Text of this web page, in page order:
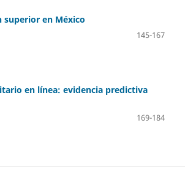
superior en México
145-167
en línea: evidencia predictiva
169-184